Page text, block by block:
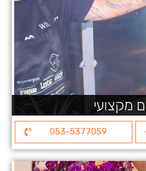
מקצועי
053-5377059